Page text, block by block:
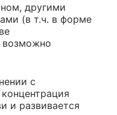
другими
(в т.ч. в форме
возможно
с
и развивается